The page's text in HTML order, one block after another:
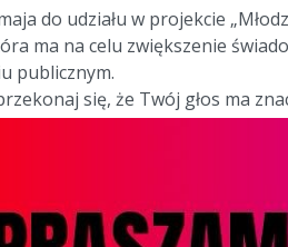
do udziału w projekcie
ma na celu zwiększenie
publicznym.
się, że Twój głos ma